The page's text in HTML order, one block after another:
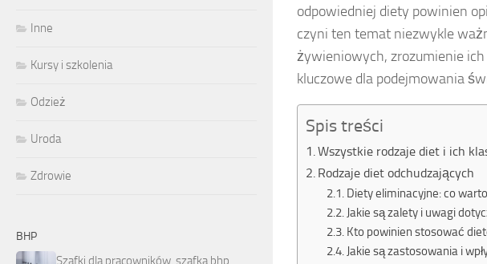
odpowiedniej diety powinien
czyni ten temat niezwykle
żywieniowych, zrozumienie
kluczowe dla podejmowania
Spis treści
Wszystkie rodzaje diet i ich
Rodzaje diet odchudzających
Diety eliminacyjne: co
Jakie są zalety i uwagi
Kto powinien stosować
Jakie są zastosowania i
Inne
Kursy i szkolenia
Odzież
Uroda
Zdrowie
BHP
Szafki dla pracowników, szafka bhp